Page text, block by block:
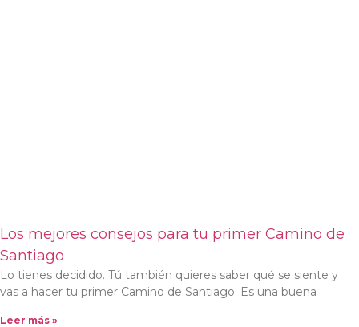
Los mejores consejos para tu primer Camino de
Santiago
Lo tienes decidido. Tú también quieres saber qué se siente y
vas a hacer tu primer Camino de Santiago. Es una buena
Leer más »